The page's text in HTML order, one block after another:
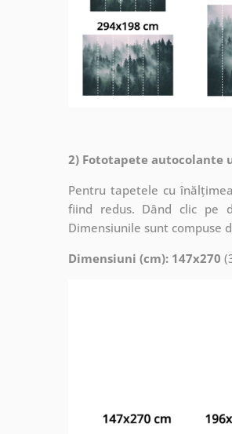
2) Fototapete autocolante
Pentru tapetele cu
fiind redus. Dând clic pe
Dimensiunile sunt compuse
Dimensiuni (cm): 147x270